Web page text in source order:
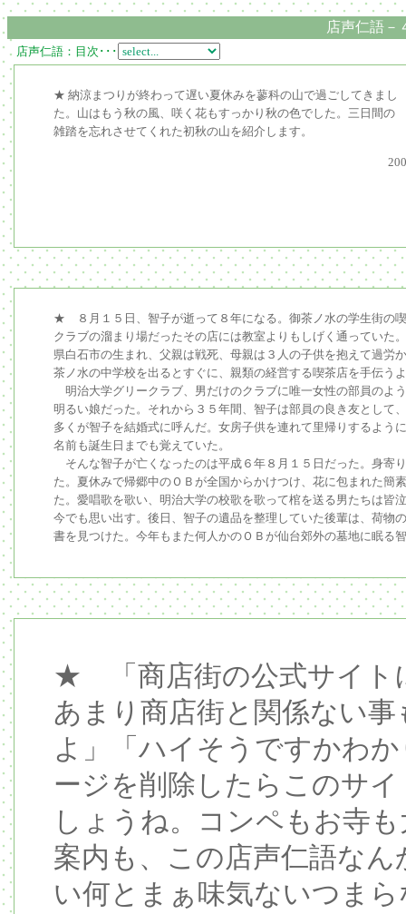
店声仁語－
店声仁語：目次･･･
★ 納涼まつりが終わって遅い夏休みを蓼科の山で過ごしてきまし
た。山はもう秋の風、咲く花もすっかり秋の色でした。三日間の
雑踏を忘れさせてくれた初秋の山を紹介します。
★ ８月１５日、智子が逝って８年になる。御茶ノ水の学生街の
クラブの溜まり場だったその店には教室よりもしげく通っていた
県白石市の生まれ、父親は戦死、母親は３人の子供を抱えて過労
茶ノ水の中学校を出るとすぐに、親類の経営する喫茶店を手伝う
明治大学グリークラブ、男だけのクラブに唯一女性の部員のよ
明るい娘だった。それから３５年間、智子は部員の良き友として
多くが智子を結婚式に呼んだ。女房子供を連れて里帰りするよう
名前も誕生日までも覚えていた。
そんな智子が亡くなったのは平成６年８月１５日だった。身寄
た。夏休みで帰郷中のＯＢが全国からかけつけ、花に包まれた簡
た。愛唱歌を歌い、明治大学の校歌を歌って棺を送る男たちは皆
今でも思い出す。後日、智子の遺品を整理していた後輩は、荷物
書を見つけた。今年もまた何人かのＯＢが仙台郊外の墓地に眠る
★ 「商店街の公式サイト
あまり商店街と関係ない
よ」「ハイそうですかわ
ージを削除したらこのサ
しょうね。コンペもお寺
案内も、この店声仁語な
い何とまぁ味気ないつま